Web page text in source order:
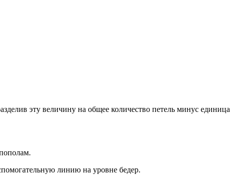
эту величину на общее количество петель минус единица
линию на уровне бедер.